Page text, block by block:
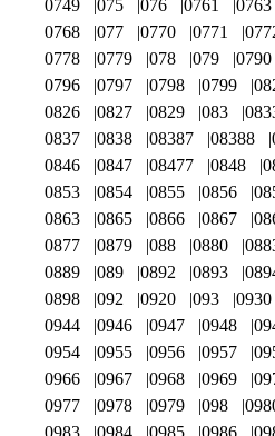
0749
075 076 0761 0763
0768
077 0770 0771
0778
0779 078 079 0790
0796
0797 0798 0799
0826
0827 0829 083
0837
0838 08387 08388
0846
0847 08477 0848
0853
0854 0855 0856
0863
0865 0866 0867
0877
0879 088 0880
0889
089 0892 0893
0898
092 0920 093 0930
0944
0946 0947 0948
0954
0955 0956 0957
0966
0967 0968 0969
0977
0978 0979 098